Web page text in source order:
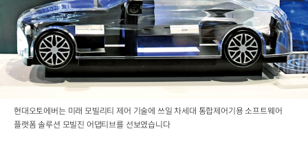
현대오토에버는 미래 모빌리티 제어 기술에 쓰일 차세대 통합제어기용 소프트웨어
플랫폼 솔루션 모빌진 어댑티브를 선보였습니다